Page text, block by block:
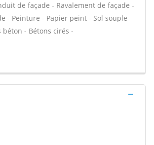
de façade - Ravalement de façade -
- Peinture - Papier peint - Sol souple
béton - Bétons cirés -